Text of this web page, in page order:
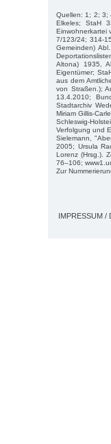
Quellen: 1; 2; 3;
Elkeles; StaH
Einwohnerkartei
7/123/24; 314-
Gemeinden)
Altona) 1935,
Eigentümer;
aus dem
von Straßen.);
13.4.2010;
Stadtarchiv
Miriam Gillis-
Schleswig-
Verfolgung und
Sielemann,
2005; Ursula
Lorenz (Hrsg.).
76–106;
Zur
IMPRESSUM /